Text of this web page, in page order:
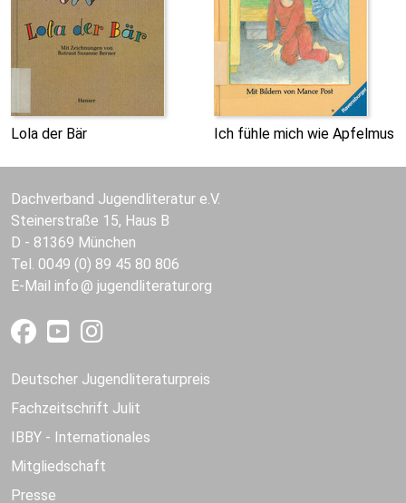
Lola der Bär Ich fühle mich wie Apfelmus
Dachverband Jugendliteratur e.V.
Steinerstraße 15, Haus B
D - 81369 München
Tel. 0049 (0) 89 45 80 806
E-Mail info jugendliteratur.org
Deutscher Jugendliteraturpreis
Fachzeitschrift Julit
IBBY - Internationales
Mitgliedschaft
Presse